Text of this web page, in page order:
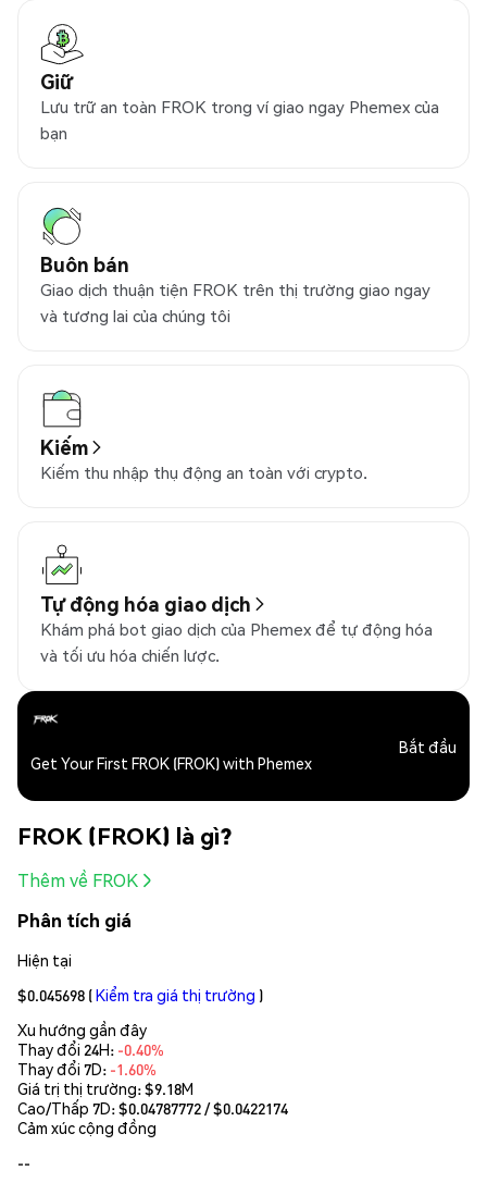
Giữ
Lưu trữ an toàn FROK trong ví giao ngay Phemex của
bạn
Buôn bán
Giao dịch thuận tiện FROK trên thị trường giao ngay
và tương lai của chúng tôi
Kiếm
Kiếm thu nhập thụ động an toàn với crypto.
Tự động hóa giao dịch
Khám phá bot giao dịch của Phemex để tự động hóa
và tối ưu hóa chiến lược.
Get Your First FROK (FROK) with Phemex
Bắt đầu
FROK (FROK) là gì?
Thêm về FROK
Phân tích giá
Hiện tại
$0.045698 (Kiểm tra giá thị trường )
Xu hướng gần đây
Thay đổi 24H: -0.40%
Thay đổi 7D: -1.60%
Giá trị thị trường:$9.18M
Cao/Thấp 7D: $0.04787772/ $0.0422174
Cảm xúc cộng đồng
--